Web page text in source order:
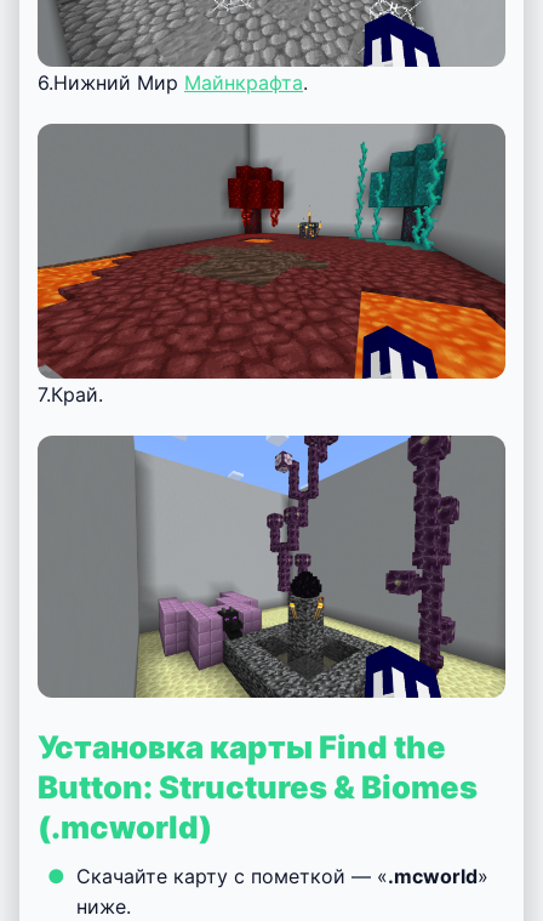
6.Нижний Мир Майнкрафта.
7.Край.
Установка карты Find the
Button: Structures & Biomes
(.mcworld)
Скачайте карту с пометкой — «.mcworld»
ниже.